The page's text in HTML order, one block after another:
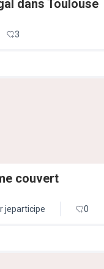
dans Toulouse
3
couvert
jeparticipe 0